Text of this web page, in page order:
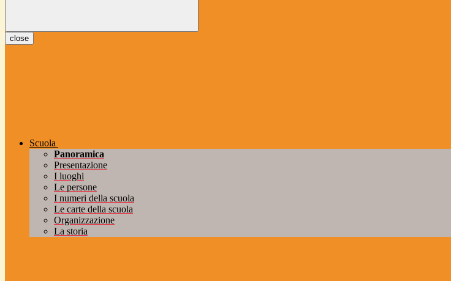
close
Scuola
Panoramica
Presentazione
I luoghi
Le persone
I numeri della scuola
Le carte della scuola
Organizzazione
La storia